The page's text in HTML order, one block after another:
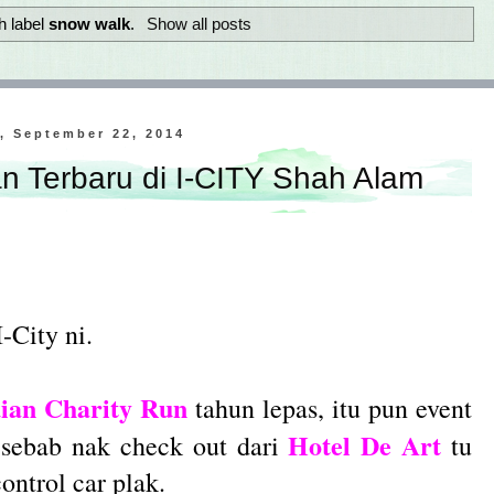
labelsnow walk. Show all posts
September 22, 2014
Terbaru di I-CITY Shah Alam
City ni.
Charity Run tahun lepas, itu pun event
nak check out dariHotel De Art tu
car plak.